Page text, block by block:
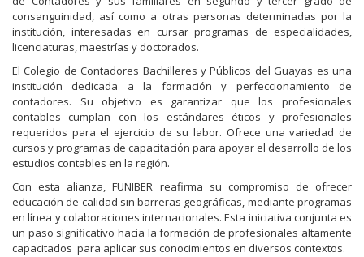
consanguinidad, así como a otras personas determinadas por la
institución, interesadas en cursar programas de especialidades,
licenciaturas, maestrías y doctorados.
El Colegio de Contadores Bachilleres y Públicos del Guayas es una
institución dedicada a la formación y perfeccionamiento de
contadores. Su objetivo es garantizar que los profesionales
contables cumplan con los estándares éticos y profesionales
requeridos para el ejercicio de su labor. Ofrece una variedad de
cursos y programas de capacitación para apoyar el desarrollo de los
estudios contables en la región.
Con esta alianza, FUNIBER reafirma su compromiso de ofrecer
educación de calidad sin barreras geográficas, mediante programas
en línea y colaboraciones internacionales. Esta iniciativa conjunta es
un paso significativo hacia la formación de profesionales altamente
capacitados para aplicar sus conocimientos en diversos contextos.